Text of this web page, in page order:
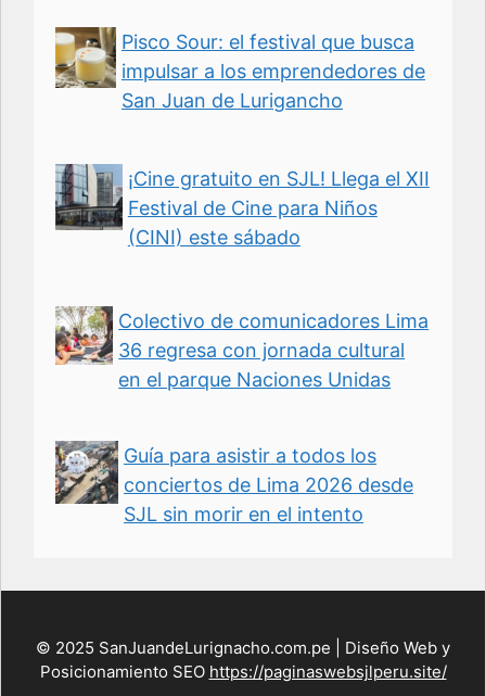
Pisco Sour: el festival que busca
impulsar a los emprendedores de
San Juan de Lurigancho
¡Cine gratuito en SJL! Llega el XII
Festival de Cine para Niños
(CINI) este sábado
Colectivo de comunicadores Lima
36 regresa con jornada cultural
en el parque Naciones Unidas
Guía para asistir a todos los
conciertos de Lima 2026 desde
SJL sin morir en el intento
© 2025 SanJuandeLurignacho.com.pe | Diseño Web y
Posicionamiento SEO https://paginaswebsjlperu.site/